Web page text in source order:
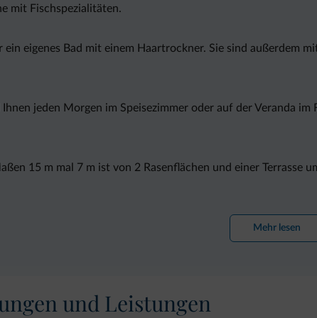
mit Fischspezialitäten.
ein eigenes Bad mit einem Haartrockner. Sie sind außerdem
jeden Morgen im Speisezimmer oder auf der Veranda im
15 m mal 7 m ist von 2 Rasenflächen und einer Terrasse
Mehr lesen
und Leistungen